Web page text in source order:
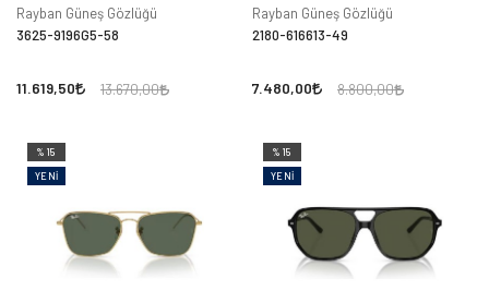
Rayban Güneş Gözlüğü
3625-9196G5-58
11.619,50 13.670,00
Rayban Güneş Gözlüğü
2180-616613-49
7.480,00 8.800,00
%15
YENI
%15
YENI